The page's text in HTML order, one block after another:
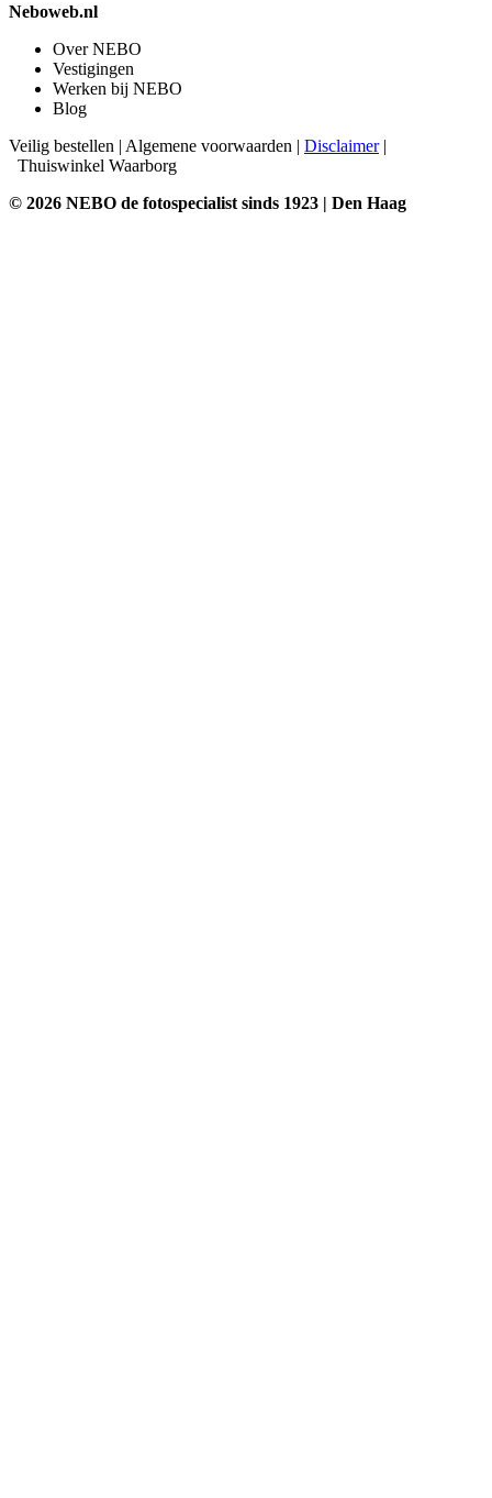
Neboweb.nl
Over NEBO
Vestigingen
Werken bij NEBO
Blog
Veilig bestellen | Algemene voorwaarden | Disclaimer|
Thuiswinkel Waarborg
© 2026 NEBO de fotospecialist sinds 1923 | Den Haag